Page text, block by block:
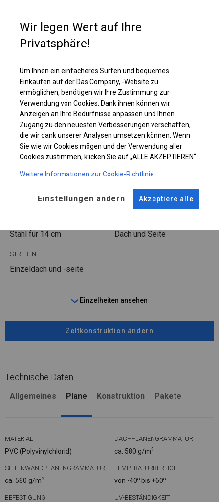
Plane ändern
KONSTRUKTION
POLAR
Stahl ca.fi 50 mm Stahl ca.fi 54 mm
Stahl für 14 cm Dach und Seite
STREBEN
Einzeldach und -seite
Einzelheiten ansehen
Zeltkonstruktion ändern
Technische Daten
Allgemeines Plane Konstruktion Pakete
MATERIAL
PVC (Polyvinylchlorid)
DACHPLANENGRAMMATUR
ca. 580 g/m2
SEITENWANDPLANENGRAMMATUR
ca. 580 g/m2
TEMPERATURBEREICH
von -40o bis +60o
BEFESTIGUNG UV-BESTÄNDIGKEIT
Wir legen Wert auf Ihre
Privatsphäre!
Um Ihnen ein einfacheres Surfen und bequemes
Einkaufen auf der Das Company, -Website zu
ermöglichen, benötigen wir Ihre Zustimmung zur
Verwendung von Cookies. Dank ihnen können wir
Anzeigen an Ihre Bedürfnisse anpassen und Ihnen
Zugang zu den neuesten Verbesserungen verschaffen,
die wir dank unserer Analysen umsetzen können. Wenn
Sie wie wir Cookies mögen und der Verwendung aller
Cookies zustimmen, klicken Sie auf „ALLE AKZEPTIEREN“.
Weitere Informationen zur Cookie-Richtlinie
Einstellungen ändern Akzeptiere alle